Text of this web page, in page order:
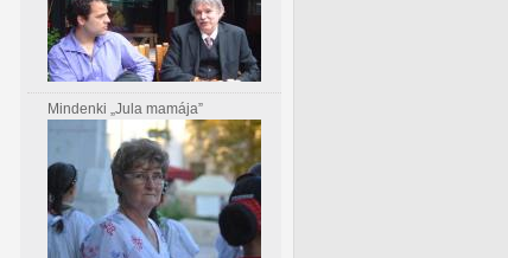
Mindenki „Jula mamája”